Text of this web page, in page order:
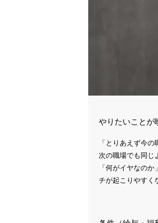
やりたいことが
「とりあえず今
次の職場でも同じ
「何がイヤなの
チが起こりやすく